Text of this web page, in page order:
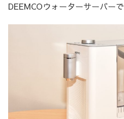
DEEMCOウォーターサーバーで